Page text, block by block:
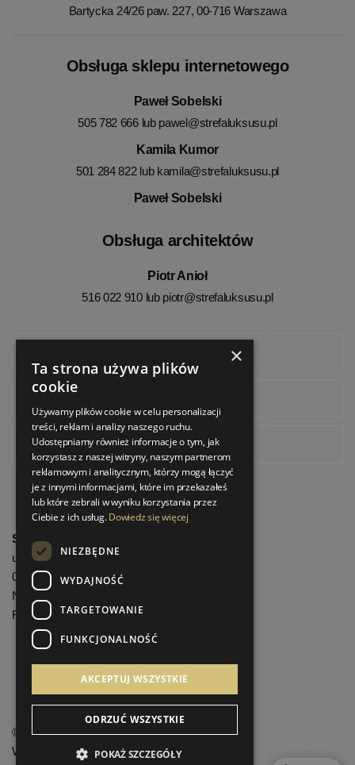
Bartycka 24/26 paw. 227, 00-716 Warszawa
Obsługa sklepu internetowego
Paweł Sobelski
505 782 666 lub pawel@strefaluksusu.pl
Kamila Kumor
501 284 822 lub kamila@strefaluksusu.pl
Paweł Sobelski
Obsługa architektów
Piotr Anioł
516 022 910 lub piotr@strefaluksusu.pl
Pinterest
StrefaLuksusu.pl
ul. Bartycka 24/26 Pawilon 227
00-716 Warszawa
NIP: 8251972213
REGON: 06035139
Menu informacyjne
©
StrefaLuksusu.pl
Wszelkie prawa zastrzeżone
×
Ta strona używa plików
cookie
Używamy plików cookie w celu personalizacji
treści, reklam i analizy naszego ruchu.
Udostępniamy również informacje o tym, jak
korzystasz z naszej witryny, naszym partnerom
reklamowym i analitycznym, którzy mogą łączyć
je z innymi informacjami, które im przekazałeś
lub które zebrali w wyniku korzystania przez
Ciebie z ich usług.Dowiedz się więcej
NIEZBĘDNE
WYDAJNOŚĆ
TARGETOWANIE
FUNKCJONALNOŚĆ
AKCEPTUJ WSZYSTKIE
ODRZUĆ WSZYSTKIE
POKAŻ SZCZEGÓŁY